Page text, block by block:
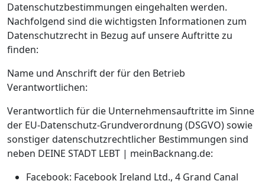
Datenschutzbestimmungen eingehalten werden.
Nachfolgend sind die wichtigsten Informationen zum
Datenschutzrecht in Bezug auf unsere Auftritte zu
finden:
Name und Anschrift der für den Betrieb
Verantwortlichen:
Verantwortlich für die Unternehmensauftritte im Sinne
der EU-Datenschutz-Grundverordnung (DSGVO) sowie
sonstiger datenschutzrechtlicher Bestimmungen sind
neben DEINE STADT LEBT | meinBacknang.de:
Facebook: Facebook Ireland Ltd., 4 Grand Canal